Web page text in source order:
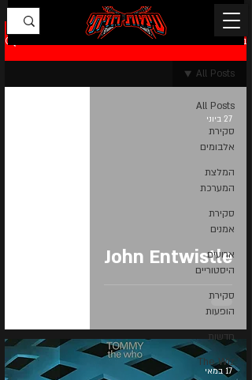
בלוג
All Posts
סקירת
אלבומים
המלצת
המערכת
סקירת
אמנים
ארועים
היסטוריים
סקירת
הופעות
חדשות
The Wiz
All Posts
John Entwistle
27 ביוני
17 במאי